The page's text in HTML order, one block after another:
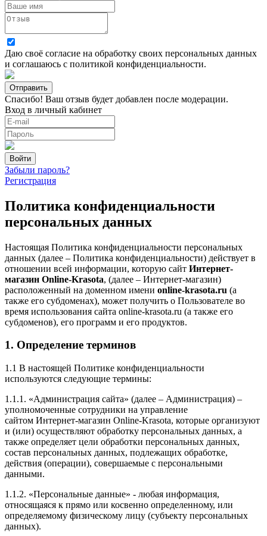
Даю своё согласие на обработку своих персональных данных
и соглашаюсь с политикой конфиденциальности.
Спасибо! Ваш отзыв будет добавлен после модерации.
Вход в личный кабинет
Забыли пароль?
Регистрация
Политика конфиденциальности
персональных данных
Настоящая Политика конфиденциальности персональных
данных (далее – Политика конфиденциальности) действует в
отношении всей информации, которую сайт Интернет-
магазин Online-Krasota, (далее – Интернет-магазин)
расположенный на доменном имени online-krasota.ru (а
также его субдоменах), может получить о Пользователе во
время использования сайта online-krasota.ru (а также его
субдоменов), его программ и его продуктов.
1. Определение терминов
1.1 В настоящей Политике конфиденциальности
используются следующие термины:
1.1.1. «Администрация сайта» (далее – Администрация) –
уполномоченные сотрудники на управление
сайтом Интернет-магазин Online-Krasota, которые организуют
и (или) осуществляют обработку персональных данных, а
также определяет цели обработки персональных данных,
состав персональных данных, подлежащих обработке,
действия (операции), совершаемые с персональными
данными.
1.1.2. «Персональные данные» - любая информация,
относящаяся к прямо или косвенно определенному, или
определяемому физическому лицу (субъекту персональных
данных).